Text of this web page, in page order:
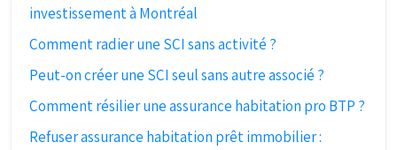
investissement à Montréal
Comment radier une SCI sans activité ?
Peut-on créer une SCI seul sans autre associé ?
Comment résilier une assurance habitation pro BTP ?
Refuser assurance habitation prêt immobilier :